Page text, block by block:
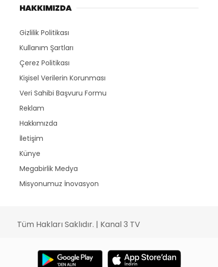
HAKKIMIZDA
Gizlilik Politikası
Kullanım Şartları
Çerez Politikası
Kişisel Verilerin Korunması
Veri Sahibi Başvuru Formu
Reklam
Hakkımızda
İletişim
Künye
Megabirlik Medya
Misyonumuz İnovasyon
Tüm Hakları Saklıdır. | Kanal 3 TV